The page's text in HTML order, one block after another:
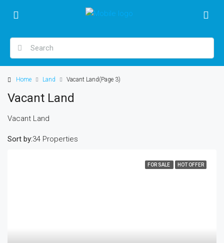
Home Land Vacant Land(Page 3)
Vacant Land
Vacant Land
34 Properties
Sort by:
FOR SALE HOT OFFER